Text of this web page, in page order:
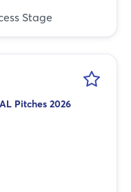
Stage
Pitches 2026